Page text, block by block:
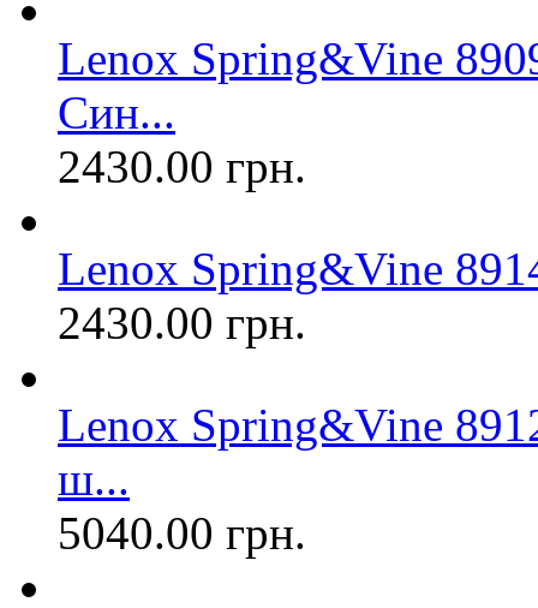
Lenox Spring&Vine
Син...
2430.00 грн.
Lenox Spring&Vine
2430.00 грн.
Lenox Spring&Vine
ш...
5040.00 грн.